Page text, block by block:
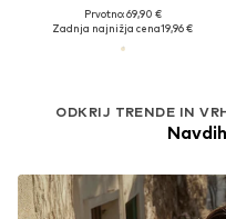
Prvotno: 69,90 €
Zadnja najnižja cena19,96 €
ODKRIJ TRENDE IN